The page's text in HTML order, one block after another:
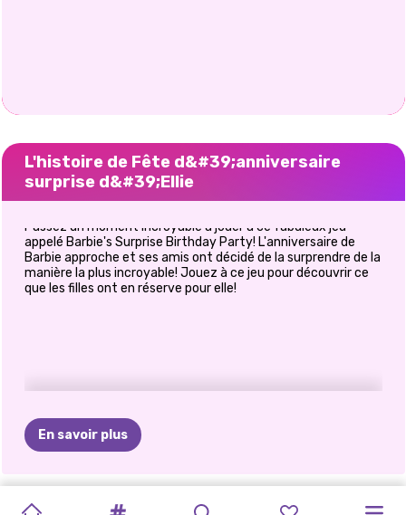
L'histoire de Fête d&#39;anniversaire
surprise d&#39;Ellie
Passez un moment incroyable à jouer à ce fabuleux jeu
appelé Barbie's Surprise Birthday Party! L'anniversaire de
Barbie approche et ses amis ont décidé de la surprendre de la
manière la plus incroyable! Jouez à ce jeu pour découvrir ce
que les filles ont en réserve pour elle!
En savoir plus
PRINCESSE
PRINCESSE DE
FÊTE MAINTENANT THÉ